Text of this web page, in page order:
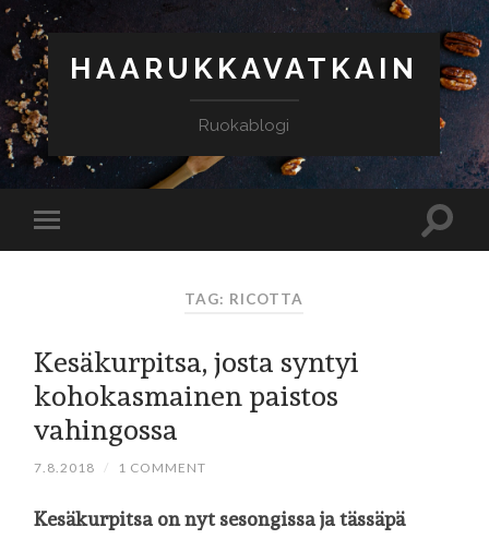
HAARUKKAVATKAIN
Ruokablogi
TAG: RICOTTA
Kesäkurpitsa, josta syntyi
kohokasmainen paistos
vahingossa
7.8.2018 / 1 COMMENT
Kesäkurpitsa on nyt sesongissa ja tässäpä